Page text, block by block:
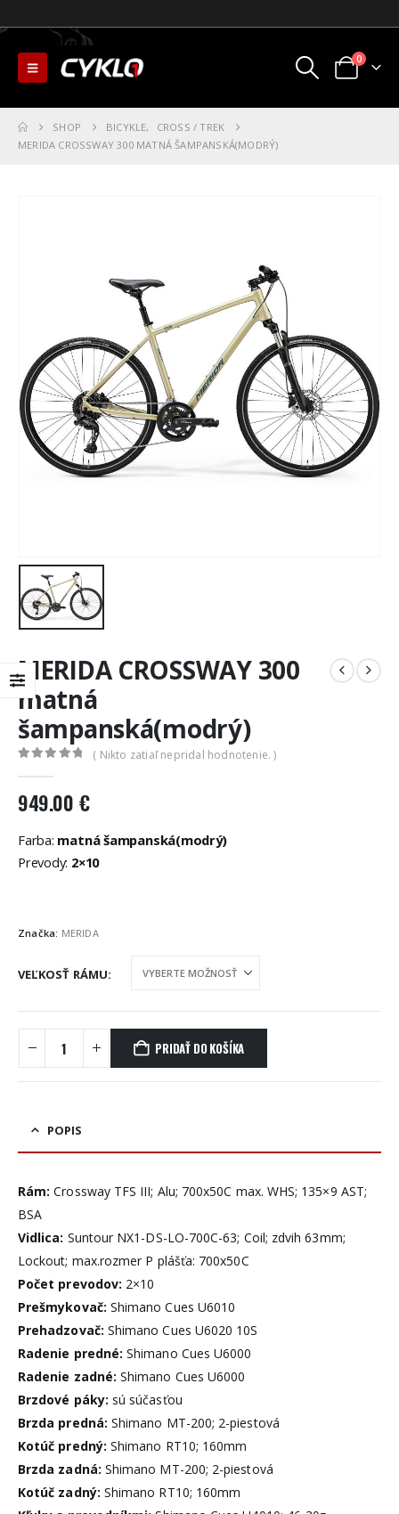
0
SHOP BICYKLE,
CROSS / TREK
MERIDA CROSSWAY 300 MATNÁ ŠAMPANSKÁ(MODRÝ)
MERIDA CROSSWAY 300
matná
šampanská(modrý)
( Nikto zatiaľ nepridal hodnotenie. )
949.00 €
Farba: matná šampanská(modrý)
Prevody: 2×10
Značka: MERIDA
VEĽKOSŤ RÁMU
PRIDAŤ DO KOŠÍKA
POPIS
Rám:Crossway TFS III; Alu; 700x50C max. WHS; 135×9 AST;
BSA
Vidlica: Suntour NX1-DS-LO-700C-63; Coil; zdvih 63mm;
Lockout; max.rozmer P plášťa: 700x50C
Počet prevodov: 2×10
Prešmykovač: Shimano Cues U6010
Prehadzovač: Shimano Cues U6020 10S
Radenie predné:Shimano Cues U6000
Radenie zadné:Shimano Cues U6000
Brzdové páky: sú súčasťou
Brzda predná: Shimano MT-200; 2-piestová
Kotúč predný: Shimano RT10; 160mm
Brzda zadná: Shimano MT-200; 2-piestová
Kotúč zadný: Shimano RT10; 160mm